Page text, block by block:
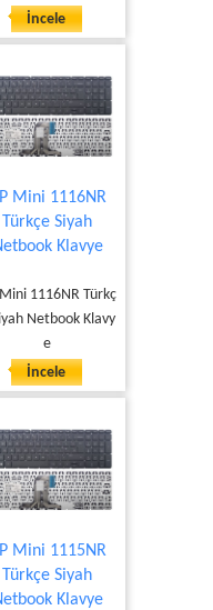
İncele
Mini 1116NR
Türkçe Siyah
Klavye
1116NR Türkç
Netbook Klavy
e
İncele
Mini 1115NR
Türkçe Siyah
Klavye